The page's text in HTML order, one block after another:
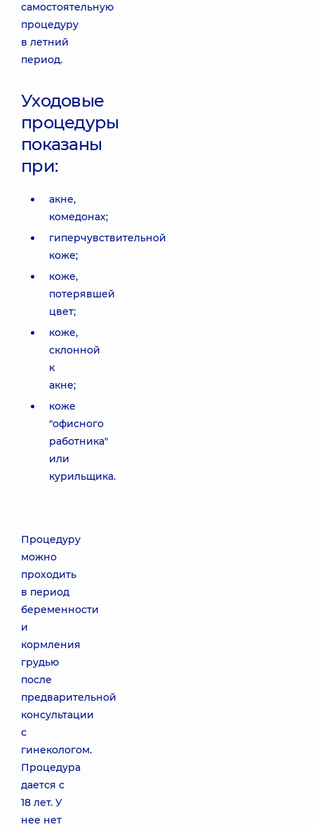
самостоятельную
процедуру
в летний
период.
Уходовые
процедуры
показаны
при:
акне,
комедонах;
гиперчувствительной
коже;
коже,
потерявшей
цвет;
коже,
склонной
к
акне;
коже
"офисного
работника"
или
курильщика.
Процедуру
можно
проходить
в период
беременности
и
кормления
грудью
после
предварительной
консультации
с
гинекологом.
Процедура
дается с
18 лет. У
нее нет